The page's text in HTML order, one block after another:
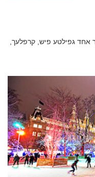
אחד גפילטע פיש, קרפלעך,